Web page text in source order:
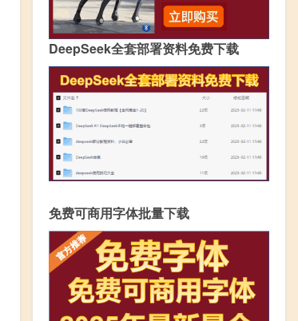
DeepSeek全套部署资料免费下载
免费可商用字体批量下载